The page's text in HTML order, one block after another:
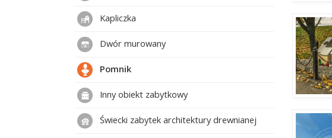
Kapliczka
Dwór murowany
Pomnik
Inny obiekt zabytkowy
Świecki zabytek architektury drewnianej